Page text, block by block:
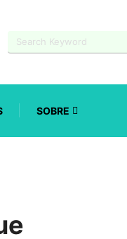
SOBRE